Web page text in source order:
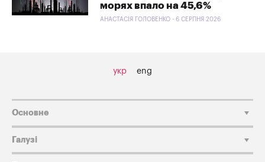
морях впало на 45,6%
АНАСТАСІЯ ГОЛОВЕНКО - 6 СЕРПНЯ 2026
укр eng
Основне
Галузі